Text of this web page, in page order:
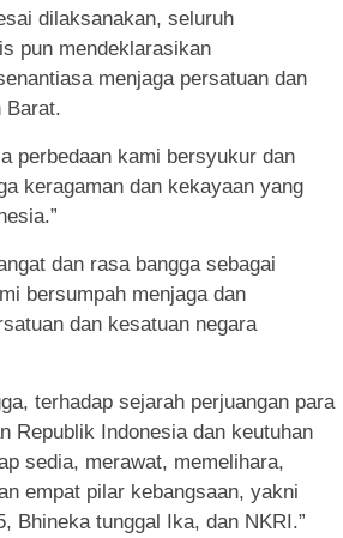
dilaksanakan, seluruh
pun mendeklarasikan
menjaga persatuan dan
Barat.
perbedaan kami bersyukur dan
keragaman dan kekayaan yang
dan rasa bangga sebagai
bersumpah menjaga dan
dan kesatuan negara
terhadap sejarah perjuangan para
Republik Indonesia dan keutuhan
sedia, merawat, memelihara,
empat pilar kebangsaan, yakni
Bhineka tunggal Ika, dan NKRI.”